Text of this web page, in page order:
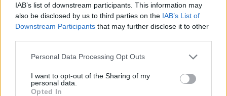
IAB’s list of downstream participants. This information may
also be disclosed by us to third parties on the IAB’s List of
Downstream Participants that may further disclose it to other
Personal Data Processing Opt Outs
I want to opt-out of the Sharing of my
personal data.
Opted In
14 Feb 2017
yocoama
General forum, Feminin, 39, <
14 Feb 2017
-jenitrandafir-
Mesaje: 171 Aprecieri primite: 1.537 Puncte trofeu: